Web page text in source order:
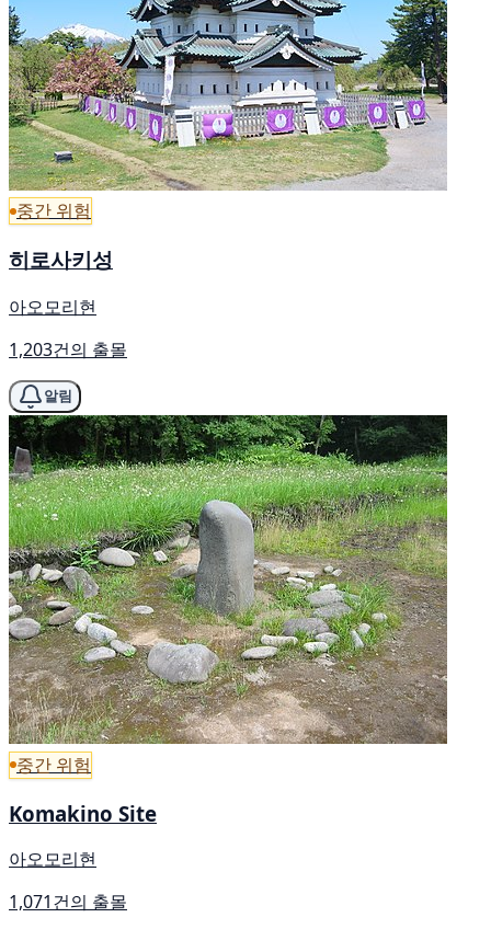
중간 위험
히로사키성
아오모리현
1,203건의 출몰
알림
중간 위험
Komakino Site
아오모리현
1,071건의 출몰